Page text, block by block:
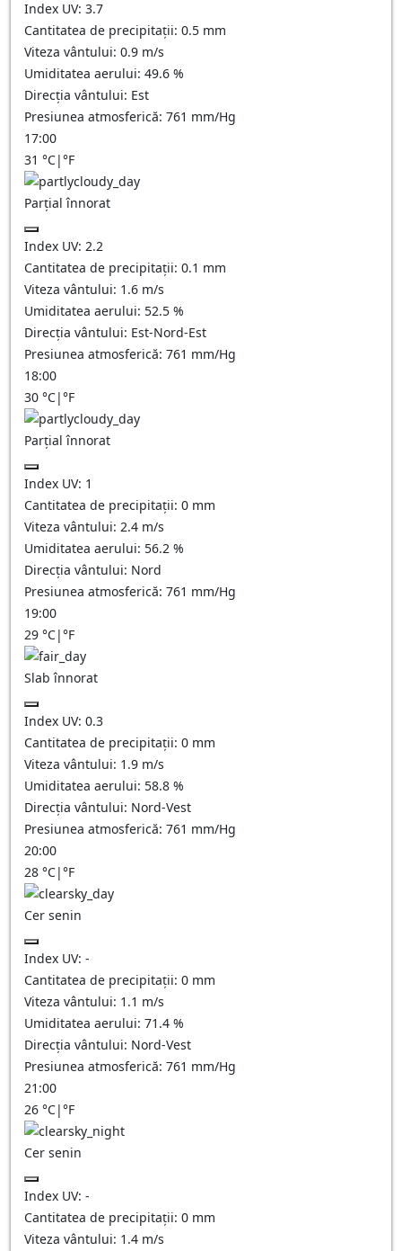
Index UV: 3.7
Cantitatea de precipitații: 0.5 mm
Viteza vântului: 0.9 m/s
Umiditatea aerului: 49.6 %
Direcția vântului: Est
Presiunea atmosferică: 761 mm/Hg
17:00
31 °C|°F
Parțial înnorat
Index UV: 2.2
Cantitatea de precipitații: 0.1 mm
Viteza vântului: 1.6 m/s
Umiditatea aerului: 52.5 %
Direcția vântului: Est-Nord-Est
Presiunea atmosferică: 761 mm/Hg
18:00
30 °C|°F
Parțial înnorat
Index UV: 1
Cantitatea de precipitații: 0 mm
Viteza vântului: 2.4 m/s
Umiditatea aerului: 56.2 %
Direcția vântului: Nord
Presiunea atmosferică: 761 mm/Hg
19:00
29 °C|°F
Slab înnorat
Index UV: 0.3
Cantitatea de precipitații: 0 mm
Viteza vântului: 1.9 m/s
Umiditatea aerului: 58.8 %
Direcția vântului: Nord-Vest
Presiunea atmosferică: 761 mm/Hg
20:00
28 °C|°F
Cer senin
Index UV: -
Cantitatea de precipitații: 0 mm
Viteza vântului: 1.1 m/s
Umiditatea aerului: 71.4 %
Direcția vântului: Nord-Vest
Presiunea atmosferică: 761 mm/Hg
21:00
26 °C|°F
Cer senin
Index UV: -
Cantitatea de precipitații: 0 mm
Viteza vântului: 1.4 m/s